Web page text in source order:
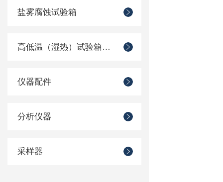
盐雾腐蚀试验箱
高低温（湿热）试验箱系列
仪器配件
分析仪器
采样器